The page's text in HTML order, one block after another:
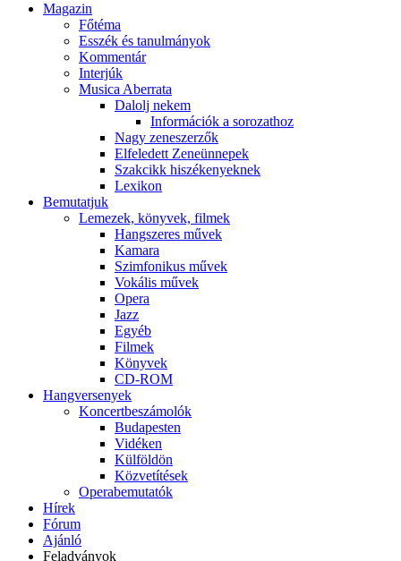
Magazin
Főtéma
Esszék és tanulmányok
Kommentár
Interjúk
Musica Aberrata
Dalolj nekem
Információk a sorozathoz
Nagy zeneszerzők
Elfeledett Zeneünnepek
Szakcikk hiszékenyeknek
Lexikon
Bemutatjuk
Lemezek, könyvek, filmek
Hangszeres művek
Kamara
Szimfonikus művek
Vokális művek
Opera
Jazz
Egyéb
Filmek
Könyvek
CD-ROM
Hangversenyek
Koncertbeszámolók
Budapesten
Vidéken
Külföldön
Közvetítések
Operabemutatók
Hírek
Fórum
Ajánló
Feladványok